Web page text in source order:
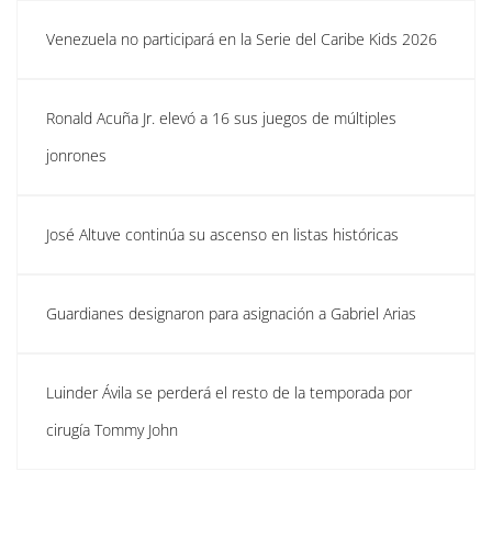
Venezuela no participará en la Serie del Caribe Kids 2026
Ronald Acuña Jr. elevó a 16 sus juegos de múltiples
jonrones
José Altuve continúa su ascenso en listas históricas
Guardianes designaron para asignación a Gabriel Arias
Luinder Ávila se perderá el resto de la temporada por
cirugía Tommy John